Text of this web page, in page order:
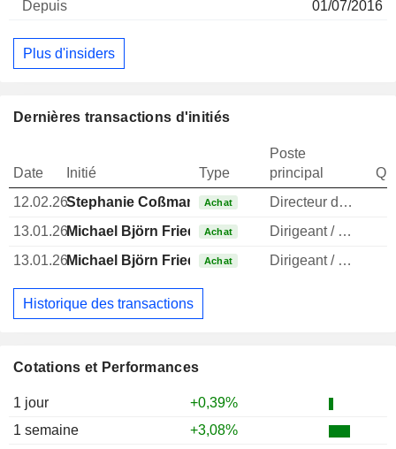
Cotations et Performances
1 jour
+0,39%
1 semaine
+3,08%
01/07/2016
Plus d'insiders
Dernières transactions d'initiés
Date Initié Type
Poste
principal
12.02.26Stephanie Coßmann Achat Directeur des ressources humaines
13.01.26Michael Björn Friede Achat
Dirigeant / cadre principal
13.01.26Michael Björn Friede Achat Dirigeant / cadre principal
Historique des transactions